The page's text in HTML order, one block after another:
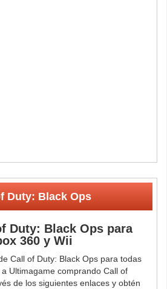
Duty: Black Ops
Duty: Black Ops para
360 y Wii
Call of Duty: Black Ops para todas
Ultimagame comprando Call of
de los siguientes enlaces y obtén